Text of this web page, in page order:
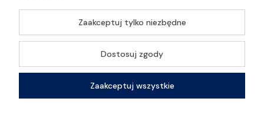
Szablon Master byEcommercy
Pokaż pełną wersję strony
Sklep internetowy Shoper Premium
Zaakceptuj tylko niezbędne
Dostosuj zgody
Zaakceptuj wszystkie